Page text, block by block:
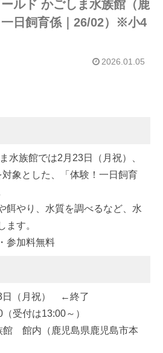
ルド かごしま水族館（鹿
一日飼育係｜26/02）※小4
2026.01.05
水族館では2月23日（月祝）、
象とした、「体験！一日飼育
餌やり、水質を調べるなど、水
ます。
参加料無料
日（月祝） ←終了
受付は13:00～）
館 館内（鹿児島県鹿児島市本